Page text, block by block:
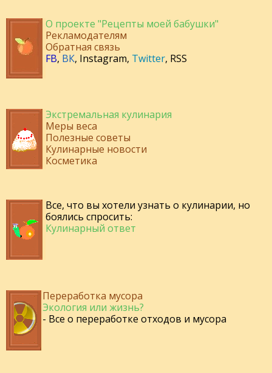
О проекте "Рецепты моей бабушки"
Рекламодателям
Обратная связь
FB, ВК, Instagram, Twitter, RSS
Экстремальная кулинария
Меры веса
Полезные советы
Кулинарные новости
Косметика
Все, что вы хотели узнать о кулинарии, но
боялись спросить:
Кулинарный ответ
Переработка мусора
Экология или жизнь?
- Все о переработке отходов и мусора